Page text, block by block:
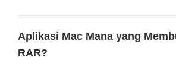
Aplikasi Mac Mana yang
RAR?